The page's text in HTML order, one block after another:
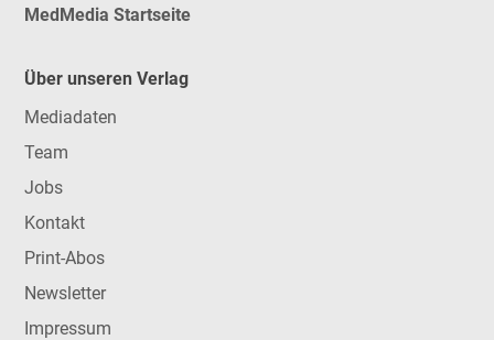
MedMedia Startseite
Über unseren Verlag
Mediadaten
Team
Jobs
Kontakt
Print-Abos
Newsletter
Impressum